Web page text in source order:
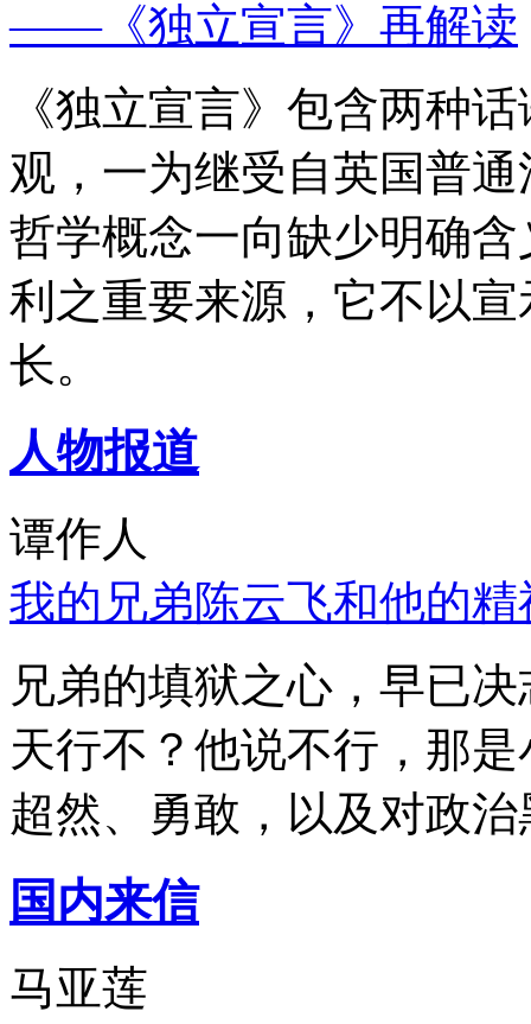
——《独立宣言》再解读
《独立宣言》包含两种
观，一为继受自英国普
哲学概念一向缺少明确
利之重要来源，它不以
长。
人物报道
谭作人
我的兄弟陈云飞和他的
兄弟的填狱之心，早已
天行不？他说不行，那
超然、勇敢，以及对政
国内来信
马亚莲